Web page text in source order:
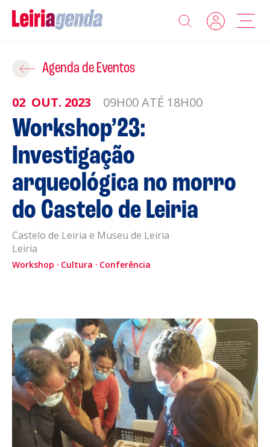
Agenda
Sobre a Leiriagenda
Promotores
Clubes Desportivos
Contactos
Informações
Política de Privacidade
Política de Cookies
CULTURA
DESPORTO
Agenda de Eventos
02 OUT. 2023 09H00 ATÉ 18H00
Workshop’23:
Investigação
arqueológica no morro
do Castelo de Leiria
Castelo de Leiria e Museu de Leiria
Leiria
Workshop Cultura Conferência
Adicionar ao Roteiro
ROTEIROS EXISTENTES
CRIAR NOVO
Gravar